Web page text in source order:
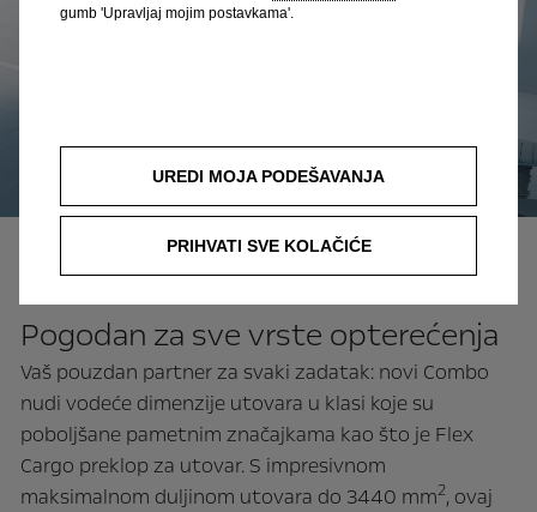
Teret
Pogodan za sve vrste opterećenja
Vaš pouzdan partner za svaki zadatak: novi Combo
nudi vodeće dimenzije utovara u klasi koje su
poboljšane pametnim značajkama kao što je Flex
Cargo preklop za utovar. S impresivnom
maksimalnom duljinom utovara do 3440 mm2, ovaj
gumb 'Upravljaj mojim postavkama'.
UREDI MOJA PODEŠAVANJA
PRIHVATI SVE KOLAČIĆE